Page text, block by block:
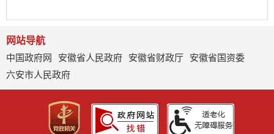
网站导航
中国政府网
安徽省人民政府 安徽省财政厅
安徽省国资委
六安市人民政府